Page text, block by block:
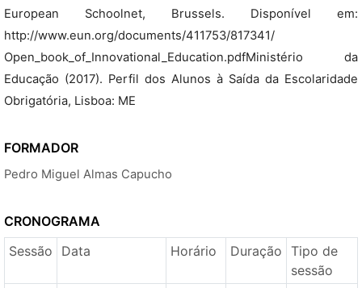
European Schoolnet, Brussels. Disponível em:
http://www.eun.org/documents/411753/817341/
Open_book_of_Innovational_Education.pdfMinistério da
Educação (2017). Perfil dos Alunos à Saída da Escolaridade
Obrigatória, Lisboa: ME
FORMADOR
Pedro Miguel Almas Capucho
CRONOGRAMA
Sessão
Data Horário Duração Tipo de
sessão